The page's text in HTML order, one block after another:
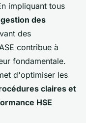
impliquant tous
gestion des
des
contribue à
fondamentale.
d'optimiser les
claires et
HSE